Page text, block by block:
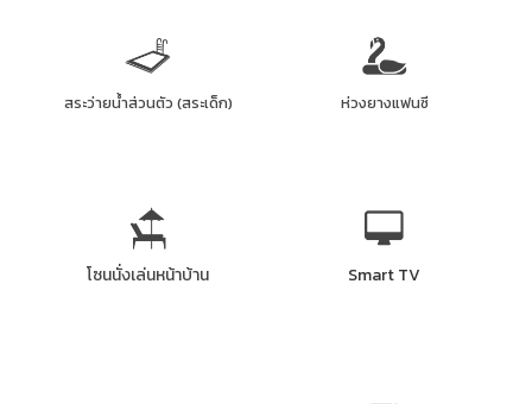
สระว่ายน้ำส่วนตัว (สระเด็ก) ห่วงยางแฟนซี
โซนนั่งเล่นหน้าบ้าน Smart TV